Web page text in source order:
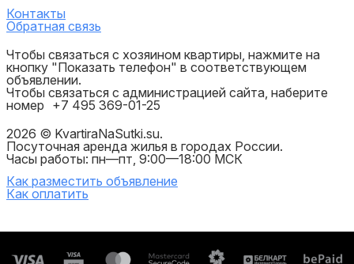
Контакты
Обратная связь
Чтобы связаться с хозяином квартиры, нажмите на
кнопку "Показать телефон" в соответствующем
объявлении.
Чтобы связаться с администрацией сайта, наберите
номер +7 495 369-01-25
2026 © KvartiraNaSutki.su.
Посуточная аренда жилья в городах России.
Часы работы: пн—пт, 9:00—18:00 МСК
Как разместить объявление
Как оплатить